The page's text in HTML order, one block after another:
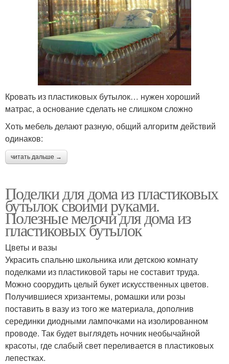
Кровать из пластиковых бутылок… нужен хороший
матрас, а основание сделать не слишком сложно
Хоть мебель делают разную, общий алгоритм действий
одинаков:
читать дальше →
Поделки для дома из пластиковых
бутылок своими руками.
Полезные мелочи для дома из
пластиковых бутылок
Цветы и вазы
Украсить спальню школьника или детскою комнату
поделками из пластиковой тары не составит труда.
Можно соорудить целый букет искусственных цветов.
Получившиеся хризантемы, ромашки или розы
поставить в вазу из того же материала, дополнив
серединки диодными лампочками на изолированном
проводе. Так будет выглядеть ночник необычайной
красоты, где слабый свет переливается в пластиковых
лепестках.